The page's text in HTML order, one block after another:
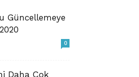
Güncellemeye
0
Daha Çok